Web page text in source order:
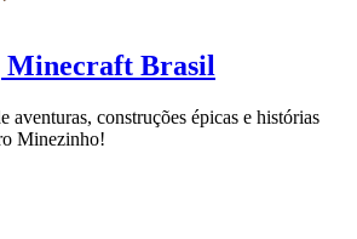
Minecraft Brasil
aventuras, construções épicas e histórias
Minezinho!